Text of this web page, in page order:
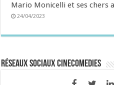
Mario Monicelli et ses chers
24/04/2023
Réseaux sociaux CineComedies